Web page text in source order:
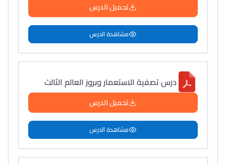
تحميل الدرس
مشاهدة الدرس
درس تصفية الاستعمار وبروز العالم الثالث
تحميل الدرس
مشاهدة الدرس